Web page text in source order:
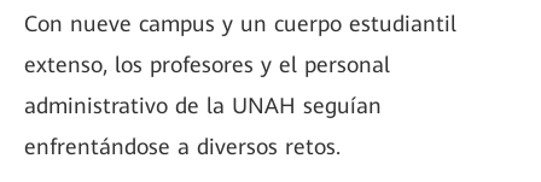
Con nueve campus y un cuerpo estudiantil
extenso, los profesores y el personal
administrativo de la UNAH seguían
enfrentándose a diversos retos.